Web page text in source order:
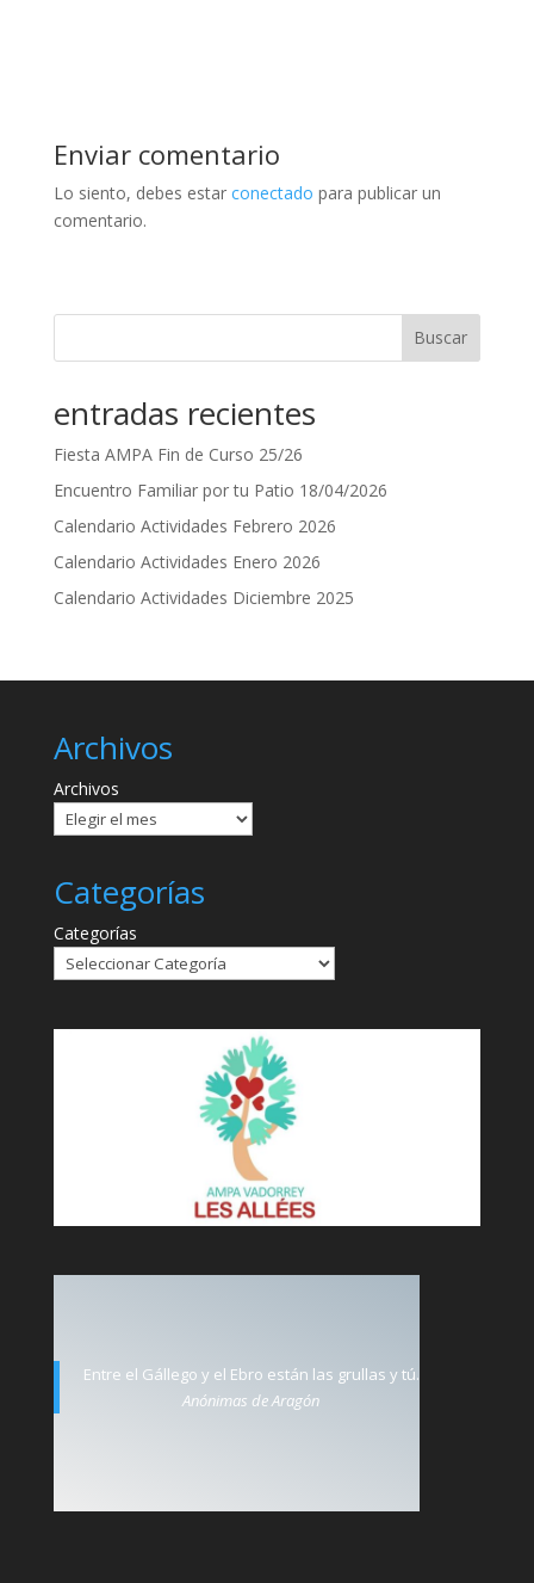
Enviar comentario
Lo siento, debes estar conectado para publicar un
comentario.
Buscar
entradas recientes
Fiesta AMPA Fin de Curso 25/26
Encuentro Familiar por tu Patio 18/04/2026
Calendario Actividades Febrero 2026
Calendario Actividades Enero 2026
Calendario Actividades Diciembre 2025
Archivos
Archivos
Categorías
Categorías
Entre el Gállego y el Ebro están las grullas y tú.
Anónimas de Aragón